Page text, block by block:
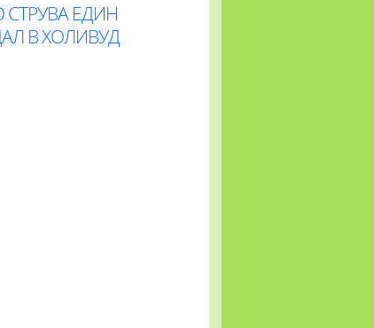
СТРУВА ЕДИН
В ХОЛИВУД